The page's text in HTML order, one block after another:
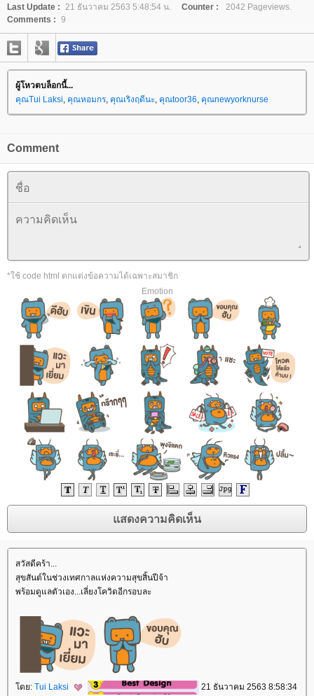
Last Update : 21 ธันวาคม 2563 5:48:54 น. Counter :
2042 Pageviews.
Comments : 9
ผู้โหวตบล็อกนี้...
คุณTui Laksi, คุณหอมกร, คุณเริงฤดีนะ, คุณtoor36, คุณnewyorknurse
Comment
*ใช้ code html ตกแต่งข้อความได้เฉพาะสมาชิก
Emotion
สวัสดีคร้า...
สุขสันต์ในช่วงเทศกาลแห่งความสุขสิ้นปีจ้า
พร้อมดูแลตัวเอง...เลี่ยงโควิดอีกรอบละ
โดย: Tui Laksi
21 ธันวาคม 2563 8:58:34